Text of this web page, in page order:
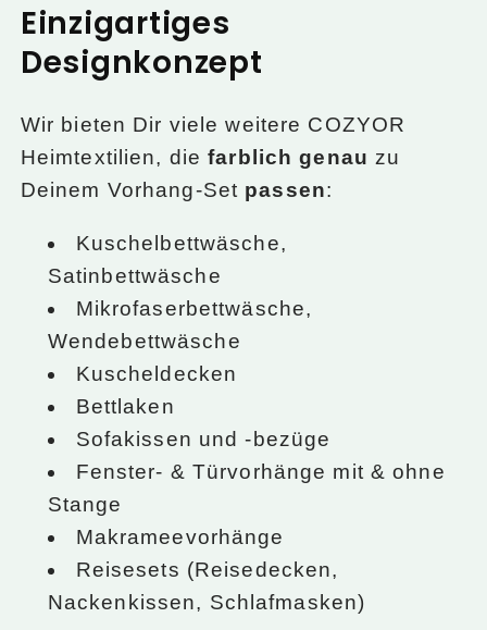
Einzigartiges
Designkonzept
Wir bieten Dir viele weitere COZYOR
Heimtextilien, diefarblich genau zu
Deinem Vorhang-Set passen:
Kuschelbettwäsche,
Satinbettwäsche
Mikrofaserbettwäsche,
Wendebettwäsche
Kuscheldecken
Bettlaken
Sofakissen und -bezüge
Fenster- & Türvorhänge mit & ohne
Stange
Makrameevorhänge
Reisesets (Reisedecken,
Nackenkissen, Schlafmasken)